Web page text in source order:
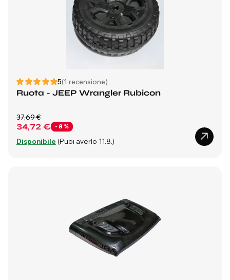
5(1 recensione)
Ruota - JEEP Wrangler Rubicon
34,72 € - 8 %
37,69 €
Disponibile (Puoi averlo 11.8.)